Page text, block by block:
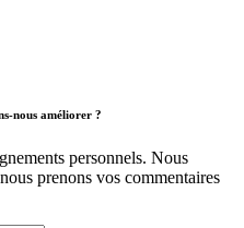
nous améliorer ?
personnels. Nous
prenons vos commentaires